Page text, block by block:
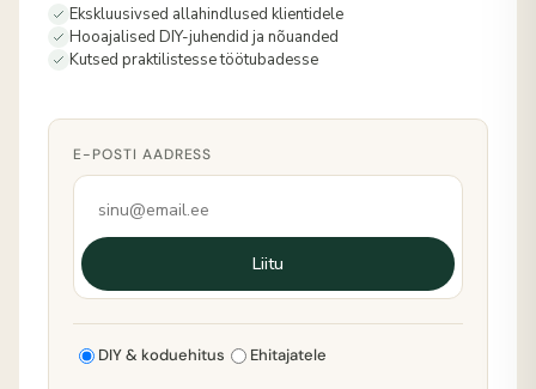
Ekskluusivsed allahindlused klientidele
Hooajalised DIY-juhendid ja nõuanded
Kutsed praktilistesse töötubadesse
E-POSTI AADRESS
Liitu
DIY & koduehitus Ehitajatele